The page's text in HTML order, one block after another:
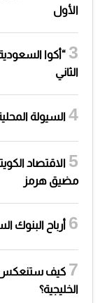
الأول
الثاني
السيولة المحلية في
مضيق هرمز
أرباح البنوك السعودية
كيف ستنعكس
الخليجية؟